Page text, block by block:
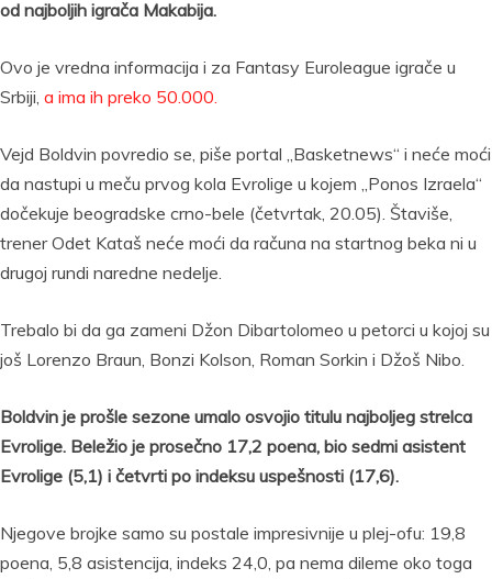
od najboljih igrača Makabija.
Ovo je vredna informacija i za Fantasy Euroleague igrače u
Srbiji, a ima ih preko 50.000.
Vejd Boldvin povredio se, piše portal „Basketnews“ i neće moći
da nastupi u meču prvog kola Evrolige u kojem „Ponos Izraela“
dočekuje beogradske crno-bele (četvrtak, 20.05). Štaviše,
trener Odet Kataš neće moći da računa na startnog beka ni u
drugoj rundi naredne nedelje.
Trebalo bi da ga zameni Džon Dibartolomeo u petorci u kojoj su
još Lorenzo Braun, Bonzi Kolson, Roman Sorkin i Džoš Nibo.
Boldvin je prošle sezone umalo osvojio titulu najboljeg strelca
Evrolige. Beležio je prosečno 17,2 poena, bio sedmi asistent
Evrolige (5,1) i četvrti po indeksu uspešnosti (17,6).
Njegove brojke samo su postale impresivnije u plej-ofu: 19,8
poena, 5,8 asistencija, indeks 24,0, pa nema dileme oko toga